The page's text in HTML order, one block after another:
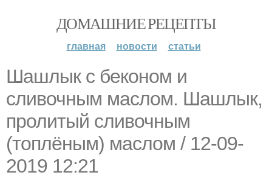
ДОМАШНИЕ РЕЦЕПТЫ
главная новости статьи
Шашлык с беконом и
сливочным маслом. Шашлык,
пролитый сливочным
(топлёным) маслом / 12-09-
2019 12:21